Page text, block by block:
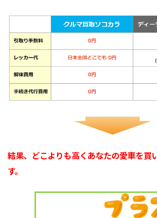
結果、どこよりも高くあなたの愛車を買
す。